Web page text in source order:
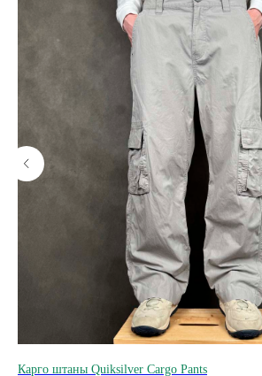
Карго штаны Quiksilver Cargo Pants